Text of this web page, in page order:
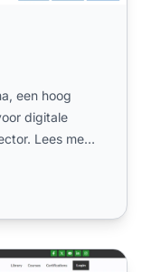
een hoog
digitale
Lees meer